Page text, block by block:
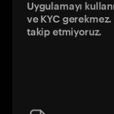
Uygulamayı
ve KYC
takip etmiyoruz.